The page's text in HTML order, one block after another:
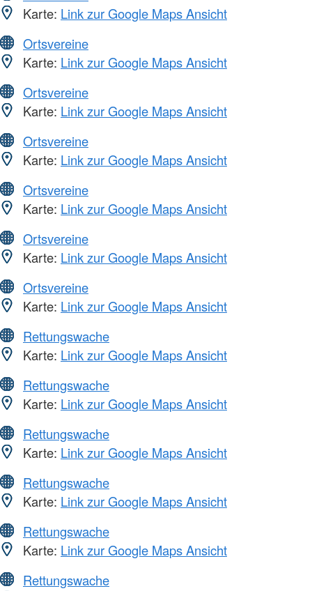
Karte: Link zur Google Maps Ansicht
Ortsvereine
Karte: Link zur Google Maps Ansicht
Ortsvereine
Karte: Link zur Google Maps Ansicht
Ortsvereine
Karte: Link zur Google Maps Ansicht
Ortsvereine
Karte: Link zur Google Maps Ansicht
Ortsvereine
Karte: Link zur Google Maps Ansicht
Ortsvereine
Karte: Link zur Google Maps Ansicht
Rettungswache
Karte: Link zur Google Maps Ansicht
Rettungswache
Karte: Link zur Google Maps Ansicht
Rettungswache
Karte: Link zur Google Maps Ansicht
Rettungswache
Karte: Link zur Google Maps Ansicht
Rettungswache
Karte: Link zur Google Maps Ansicht
Rettungswache